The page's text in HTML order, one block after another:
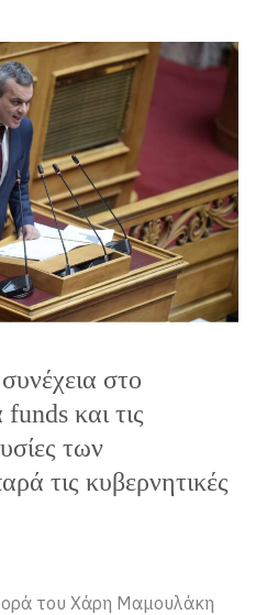
στο
και τις
των
τις κυβερνητικές
του Χάρη Μαμουλάκη